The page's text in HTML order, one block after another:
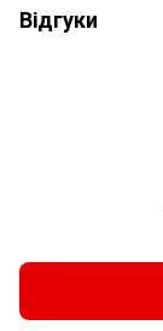
Відгуки